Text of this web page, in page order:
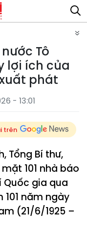
Tô
lợi ích của
phát
- 13:01
trên
Tổng Bí thư,
101 nhà báo
Quốc gia qua
năm ngày
(21/6/1925 –